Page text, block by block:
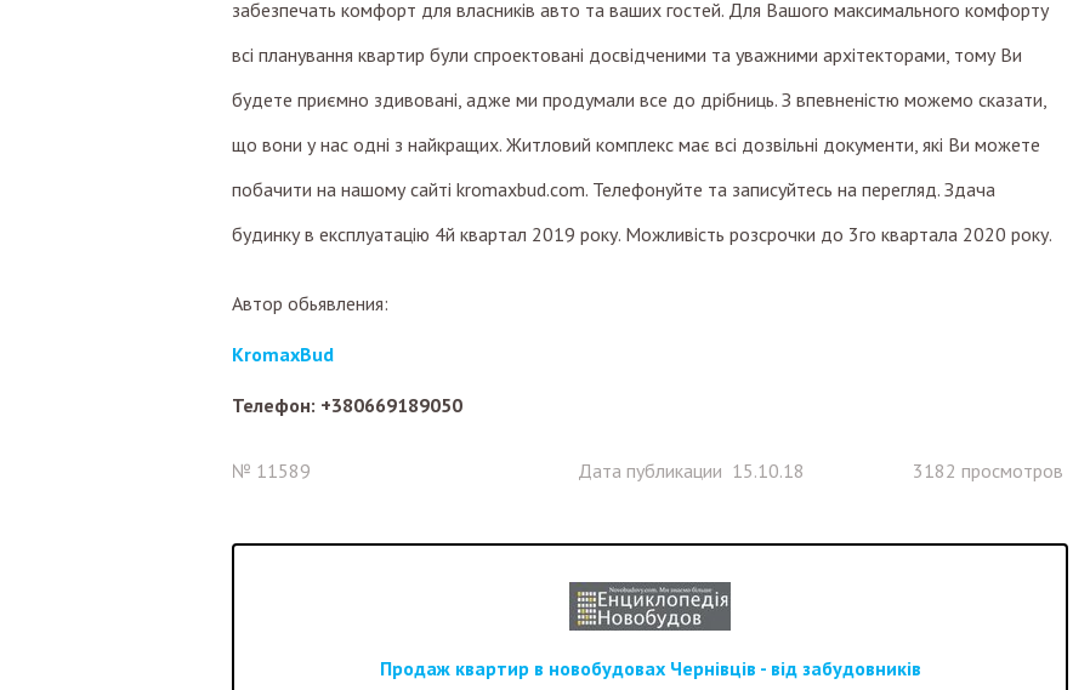
забезпечать комфорт для власників авто та ваших гостей. Для Вашого максимального комфорту
всі планування квартир були спроектовані досвідченими та уважними архітекторами, тому Ви
будете приємно здивовані, адже ми продумали все до дрібниць. З впевненістю можемо сказати,
що вони у нас одні з найкращих. Житловий комплекс має всі дозвільні документи, які Ви можете
побачити на нашому сайті kromaxbud.com. Телефонуйте та записуйтесь на перегляд. Здача
будинку в експлуатацію 4й квартал 2019 року. Можливість розсрочки до 3го квартала 2020 року.
Автор обьявления:
KromaxBud
Телефон: +380669189050
№ 11589 Дата публикации 15.10.18 3182 просмотров
Продаж квартир в новобудовах Чернівців - від забудовників